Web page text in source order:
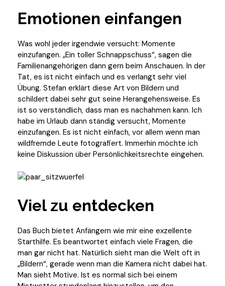
Emotionen einfangen
Was wohl jeder irgendwie versucht: Momente
einzufangen. „Ein toller Schnappschuss“, sagen die
Familienangehörigen dann gern beim Anschauen. In der
Tat, es ist nicht einfach und es verlangt sehr viel
Übung. Stefan erklärt diese Art von Bildern und
schildert dabei sehr gut seine Herangehensweise. Es
ist so verständlich, dass man es nachahmen kann. Ich
habe im Urlaub dann ständig versucht, Momente
einzufangen. Es ist nicht einfach, vor allem wenn man
wildfremde Leute fotografiert. Immerhin möchte ich
keine Diskussion über Persönlichkeitsrechte eingehen.
Viel zu entdecken
Das Buch bietet Anfängern wie mir eine exzellente
Starthilfe. Es beantwortet einfach viele Fragen, die
man gar nicht hat. Natürlich sieht man die Welt oft in
„Bildern“, gerade wenn man die Kamera nicht dabei hat.
Man sieht Motive. Ist es normal sich bei einem